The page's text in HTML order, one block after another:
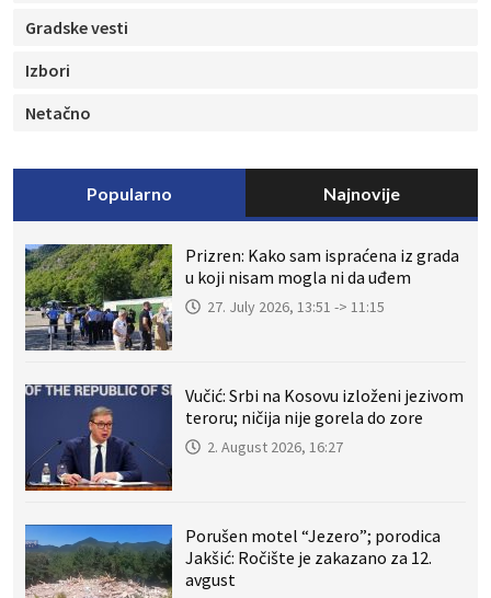
Gradske vesti
Izbori
Netačno
Popularno Najnovije
Prizren: Kako sam ispraćena iz grada
u koji nisam mogla ni da uđem
27. July 2026, 13:51 -> 11:15
Vučić: Srbi na Kosovu izloženi jezivom
teroru; ničija nije gorela do zore
2. August 2026, 16:27
Porušen motel “Jezero”; porodica
Jakšić: Ročište je zakazano za 12.
avgust